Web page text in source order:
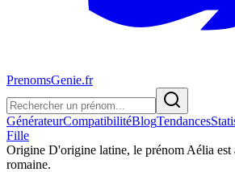
PrenomsGenie.fr
GénérateurCompatibilitéBlogTendances
Fille
Origine D'origine latine, le prénom Aélia est
romaine.